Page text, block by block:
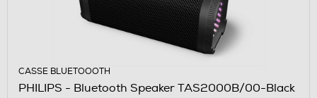
CASSE BLUETOOOTH
PHILIPS - Bluetooth Speaker TAS2000B/00-Black